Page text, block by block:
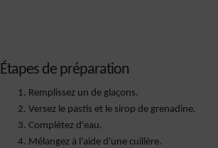
Étapes de préparation
Remplissez un de glaçons.
Versez le pastis et le sirop de grenadine.
Complétez d'eau.
Mélangez à l'aide d'une cuillère.